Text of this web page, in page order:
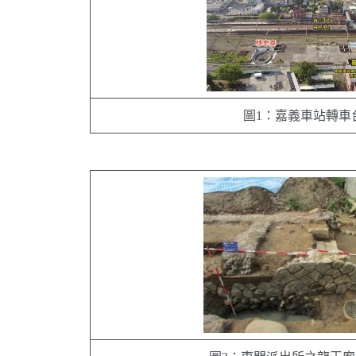
圖1：嘉義車站轉車